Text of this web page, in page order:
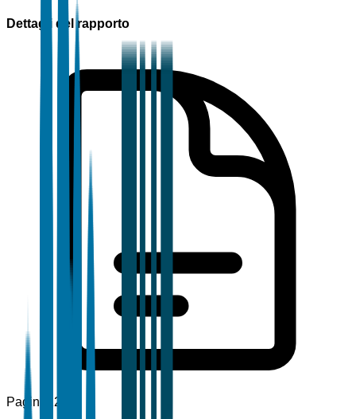
Dettagli del rapporto
Pagine 120+